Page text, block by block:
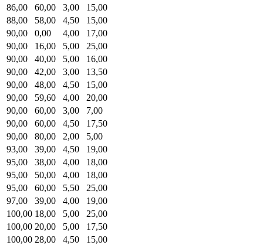
86,00
60,00 3,00
15,00
88,00
58,00 4,50
15,00
90,00
0,00 4,00
17,00
90,00
16,00 5,00
25,00
90,00
40,00 5,00
16,00
90,00
42,00 3,00
13,50
90,00
48,00 4,50
15,00
90,00
59,60 4,00
20,00
90,00
60,00 3,00
7,00
90,00
60,00 4,50
17,50
90,00
80,00 2,00
5,00
93,00
39,00 4,50
19,00
95,00
38,00 4,00
18,00
95,00
50,00 4,00
18,00
95,00
60,00 5,50
25,00
97,00
39,00 4,00
19,00
100,00 18,00 5,00
25,00
100,00 20,00 5,00
17,50
100,00 28,00 4,50
15,00